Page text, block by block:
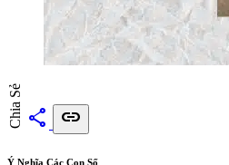
Chia Sẻ share link
Ý Nghĩa Các Con Số